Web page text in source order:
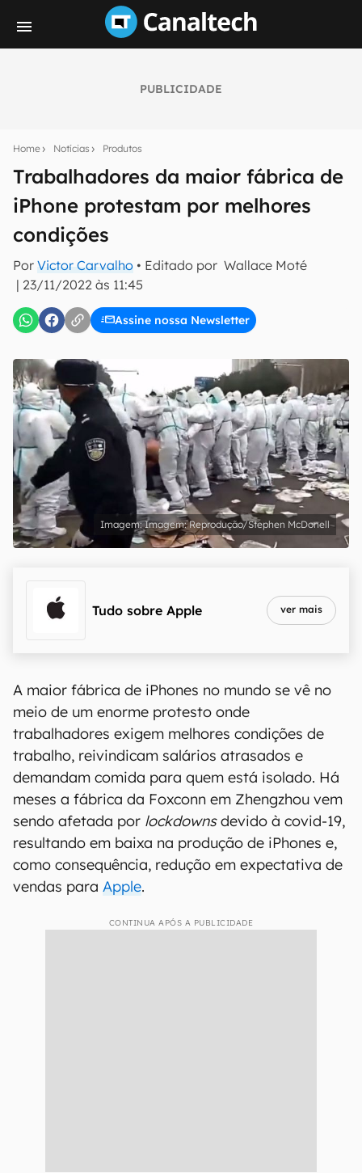
PUBLICIDADE
Home Notícias Produtos
Trabalhadores da maior fábrica de
iPhone protestam por melhores
condições
Por Victor Carvalho • Editado por Wallace Moté
| 23/11/2022 às 11:45
Assine nossa Newsletter
notícias e reviews sobre tecnologia em primeira
mão.
E-mail
inscreva-se
Confirmo que li, aceito e concordo com os Termos de
Uso e Política de Privacidade do Canaltech.
Imagem: Reprodução/Stephen McDonell
Tudo sobre Apple ver mais
A maior fábrica de iPhones no mundo se vê no
meio de um enorme protesto onde
trabalhadores exigem melhores condições de
trabalho, reivindicam salários atrasados e
demandam comida para quem está isolado. Há
meses a fábrica da Foxconn em Zhengzhou vem
sendo afetada por lockdownsdevido à covid-19,
resultando em baixa na produção de iPhones e,
como consequência, redução em expectativa de
vendas para Apple.
CONTINUA APÓS A PUBLICIDADE